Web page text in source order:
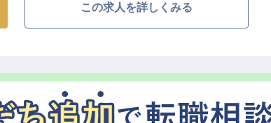
この求人を詳しくみる